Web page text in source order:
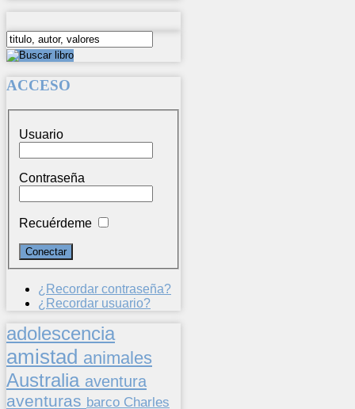
ACCESO
Usuario
Contraseña
Recuérdeme
¿Recordar contraseña?
¿Recordar usuario?
adolescencia
amistad animales
Australia aventura
aventuras barco Charles